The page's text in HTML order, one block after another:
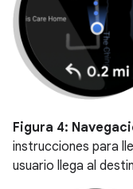
Figura 4:
instrucciones para
usuario llega al